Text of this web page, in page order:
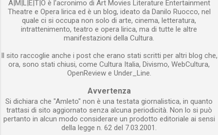
consistente di scienziati di varie discipline ha
tentato di decifrare una lettera proveniente da
una progreditissima civiltà galattica. Il segnale
alieno è stato captato per puro caso e, ancora
conteneva in sé un messaggio. L’io narrante
dichiara fin dall’inizio che i tentativi di
racconto altro non è che la spiegazione del
perché si è deciso di rinunciare all’impresa di...
A|M|L|E|T|O è l'acronimo di Art Movies Literature Entertainment
Theatre e Opera lirica ed è un blog, ideato da Danilo Ruocco, nel
quale ci si occupa non solo di arte, cinema, letteratura,
intrattenimento, teatro e opera lirica, ma di tutte le altre
manifestazioni della Cultura.
Il sito raccoglie anche i post che erano stati scritti per altri blog che,
ora, sono stati chiusi, come Cultura Italia, Divismo, WebCultura,
OpenReview e Under_Line.
Avvertenza
Si dichiara che "Amleto" non è una testata giornalistica, in quanto
trattasi di sito aggiornato senza alcuna periodicità. Non lo si può
pertanto in alcun modo considerare un prodotto editoriale ai sensi
della legge n. 62 del 7.03.2001.